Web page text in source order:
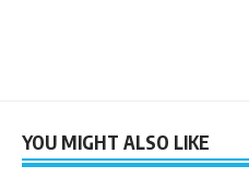
YOU MIGHT ALSO LIKE